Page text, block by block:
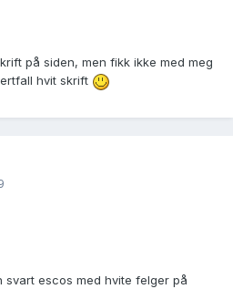
på siden, men fikk ikke med meg
hvit skrift
svart escos med hvite felger på